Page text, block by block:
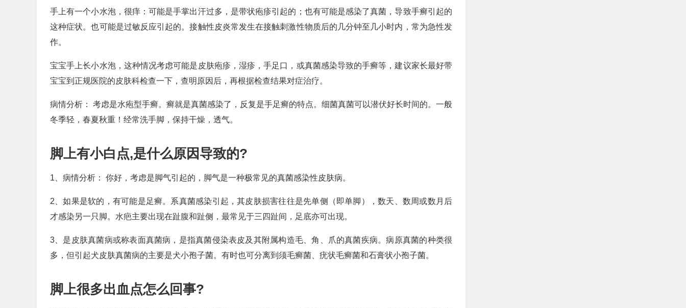
手上有一个小水泡，很痒：可能是手掌出汗过多，是带状疱疹引起的；也有可能是感染了真菌，导致手癣引起的
这种症状。也可能是过敏反应引起的。接触性皮炎常发生在接触刺激性物质后的几分钟至几小时内，常为急性发
作。
宝宝手上长小水泡，这种情况考虑可能是皮肤疱疹，湿疹，手足口，或真菌感染导致的手癣等，建议家长最好带
宝宝到正规医院的皮肤科检查一下，查明原因后，再根据检查结果对症治疗。
病情分析： 考虑是水疱型手癣。癣就是真菌感染了，反复是手足癣的特点。细菌真菌可以潜伏好长时间的。一般
冬季轻，春夏秋重！经常洗手脚，保持干燥，透气。
脚上有小白点,是什么原因导致的?
1、病情分析： 你好，考虑是脚气引起的，脚气是一种极常见的真菌感染性皮肤病。
2、如果是软的，有可能是足癣。系真菌感染引起，其皮肤损害往往是先单侧（即单脚），数天、数周或数月后
才感染另一只脚。水疤主要出现在趾腹和趾侧，最常见于三四趾间，足底亦可出现。
3、是皮肤真菌病或称表面真菌病，是指真菌侵染表皮及其附属构造毛、角、爪的真菌疾病。病原真菌的种类很
多，但引起犬皮肤真菌病的主要是犬小孢子菌。有时也可分离到须毛癣菌、疣状毛癣菌和石膏状小孢子菌。
脚上很多出血点怎么回事?